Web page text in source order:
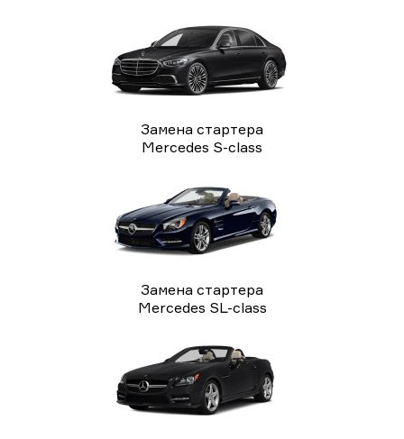
Замена стартера
Mercedes S-class
Замена стартера
Mercedes SL-class